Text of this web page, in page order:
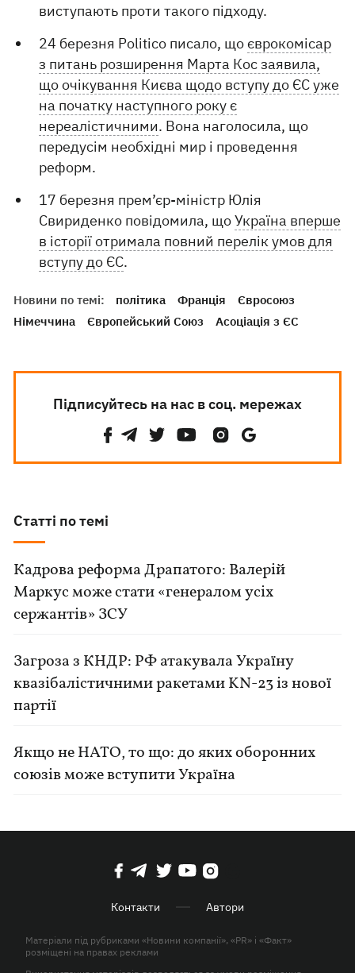
виступають проти такого підходу.
24 березня Politico писало, щоєврокомісар
з питань розширення Марта Кос заявила,
що очікування Києва щодо вступу до ЄС уже
на початку наступного року є
нереалістичними. Вона наголосила, що
передусім необхідні мир і проведення
реформ.
17 березня прем’єр-міністр Юлія
Свириденко повідомила, щоУкраїна вперше
в історії отримала повний перелік умов для
вступу до ЄС.
Новини по темі: політика Франція
Євросоюз
Німеччина
Європейський Союз Асоціація з ЄС
Підписуйтесь на нас в соц. мережах
Статті по темі
Кадрова реформа Драпатого: Валерій
Маркус може стати «генералом усіх
сержантів» ЗСУ
Загроза з КНДР: РФ атакувала Україну
квазібалістичними ракетами KN-23 із нової
партії
Якщо не НАТО, то що: до яких оборонних
союзів може вступити Україна
Контакти Автори
Матеріали під рубриками «Новини компанії», «PR» і «Факт»
розміщені на правах реклами